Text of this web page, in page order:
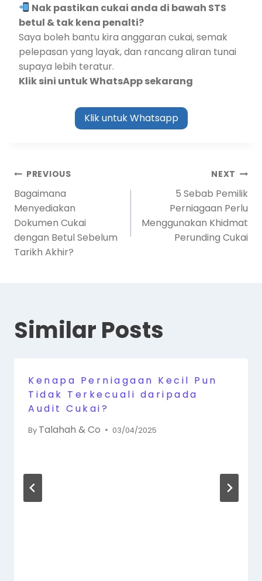
Nak pastikan cukai anda di bawah STS
betul & tak kena penalti?
Saya boleh bantu kira anggaran cukai, semak
pelepasan yang layak, dan rancang aliran tunai
supaya lebih teratur.
Klik sini untuk WhatsApp sekarang
Klik untuk Whatsapp
PREVIOUS
Bagaimana
Menyediakan
Dokumen Cukai
dengan Betul Sebelum
Tarikh Akhir?
NEXT
5 Sebab Pemilik
Perniagaan Perlu
Menggunakan Khidmat
Perunding Cukai
Similar Posts
Kenapa Perniagaan Kecil Pun
Tidak Terkecuali daripada
Audit Cukai?
By Talahah & Co 03/04/2025